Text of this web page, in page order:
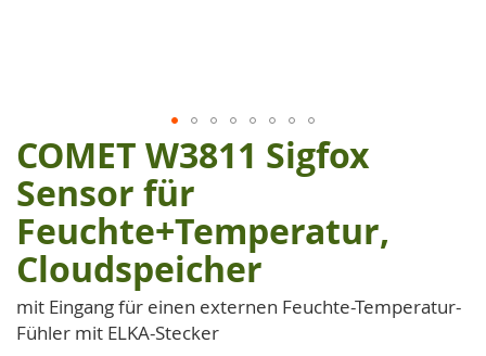
Zum
Anfang
der
Bildgalerie
springen
COMET W3811 Sigfox
Sensor für
Feuchte+Temperatur,
Cloudspeicher
mit Eingang für einen externen Feuchte-Temperatur-
Fühler mit ELKA-Stecker